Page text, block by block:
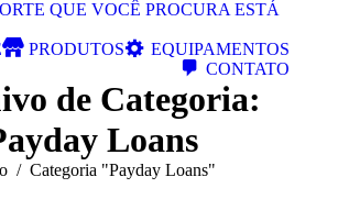
QUE VOCÊ PROCURA ESTÁ
PRODUTOS
EQUIPAMENTOS
CONTATO
de Categoria:
Loans
está aqui:
Categoria "Payday Loans"